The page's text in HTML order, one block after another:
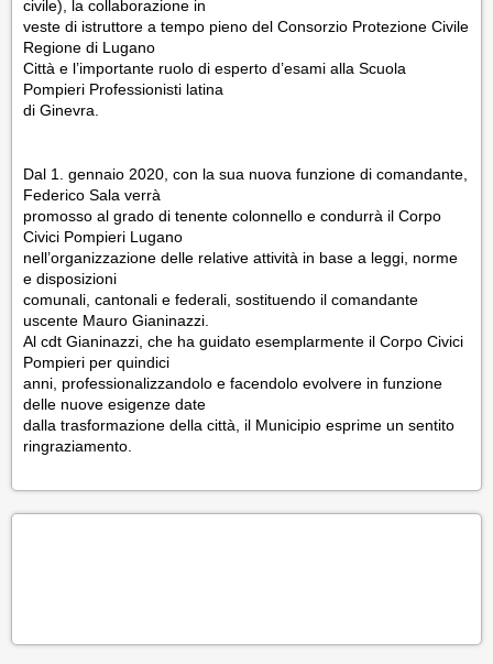
civile), la collaborazione in
veste di istruttore a tempo pieno del Consorzio Protezione Civile
Regione di Lugano
Città e l’importante ruolo di esperto d’esami alla Scuola
Pompieri Professionisti latina
di Ginevra.
Dal 1. gennaio 2020, con la sua nuova funzione di comandante,
Federico Sala verrà
promosso al grado di tenente colonnello e condurrà il Corpo
Civici Pompieri Lugano
nell’organizzazione delle relative attività in base a leggi, norme
e disposizioni
comunali, cantonali e federali, sostituendo il comandante
uscente Mauro Gianinazzi.
Al cdt Gianinazzi, che ha guidato esemplarmente il Corpo Civici
Pompieri per quindici
anni, professionalizzandolo e facendolo evolvere in funzione
delle nuove esigenze date
dalla trasformazione della città, il Municipio esprime un sentito
ringraziamento.